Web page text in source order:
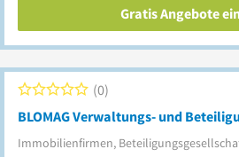
Gratis Angebote
BLOMAG Verwaltungs- und
Immobilienfirmen,
0